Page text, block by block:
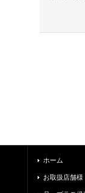
ホーム
お取扱店舗様